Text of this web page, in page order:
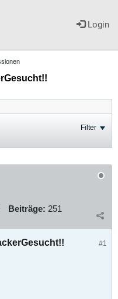
Login
Filter
Beiträge: 251
#1